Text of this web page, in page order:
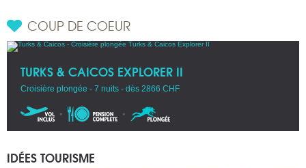
COUP DE COEUR
TURKS & CAICOS EXPLORER II
Croisière plongée - 7 nuits - dès 2866 CHF
IDÉES TOURISME